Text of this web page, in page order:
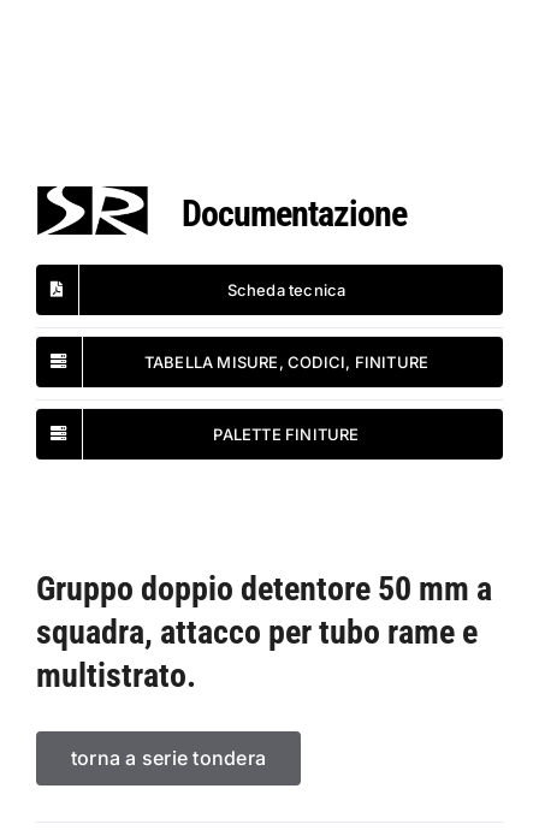
Documentazione
Scheda tecnica
TABELLA MISURE, CODICI, FINITURE
PALETTE FINITURE
Gruppo doppio detentore 50 mm a
squadra, attacco per tubo rame e
multistrato.
torna a serie tondera